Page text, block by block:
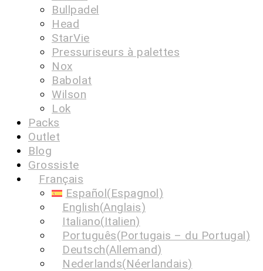
Bullpadel
Head
StarVie
Pressuriseurs à palettes
Nox
Babolat
Wilson
Lok
Packs
Outlet
Blog
Grossiste
Français
Español(Espagnol)
English(Anglais)
Italiano(Italien)
Português(Portugais – du Portugal)
Deutsch(Allemand)
Nederlands(Néerlandais)